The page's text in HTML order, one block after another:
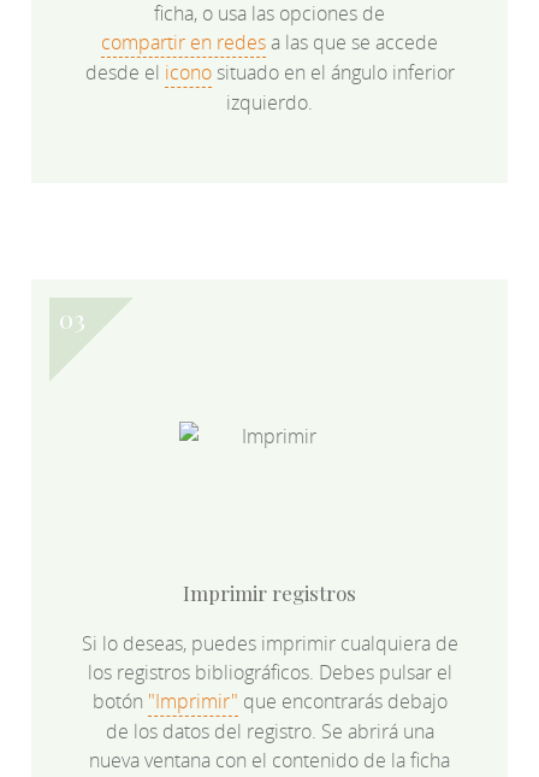
ficha, o usa las opciones de
compartir en redesa las que se accede
desde el iconosituado en el ángulo inferior
izquierdo.
Imprimir registros
Si lo deseas, puedes imprimir cualquiera de
los registros bibliográficos. Debes pulsar el
botón "Imprimir" que encontrarás debajo
de los datos del registro. Se abrirá una
nueva ventana con el contenido de la ficha